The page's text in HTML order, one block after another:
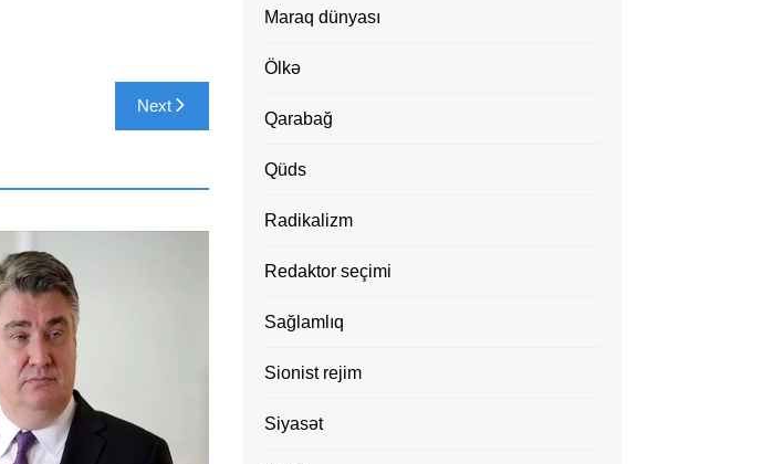
Next
Maraq dünyası
Ölkə
Qarabağ
Qüds
Radikalizm
Redaktor seçimi
Sağlamlıq
Sionist rejim
Siyasət